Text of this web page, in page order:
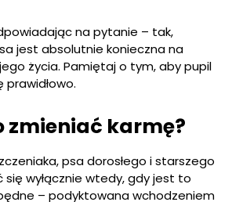
na pytanie – tak,
jest absolutnie konieczna na
życia. Pamiętaj o tym, aby pupil
prawidłowo.
zmieniać karmę?
psa dorosłego i starszego
wyłącznie wtedy, gdy jest to
– podyktowana wchodzeniem